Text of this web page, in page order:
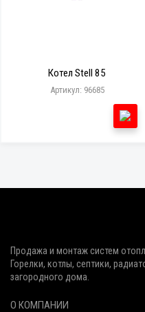
Котел Stell 85
Артикул: 96685
Продажа и монтаж систем
Горелки, котлы, септики,
загородного дома.
О КОМПАНИИ